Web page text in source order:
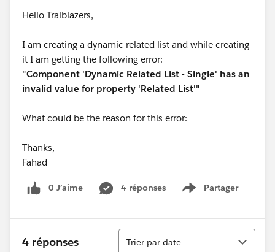
Hello Traiblazers,
I am creating a dynamic related list and while creating
it I am getting the following error:
"Component 'Dynamic Related List - Single' has an
invalid value for property 'Related List'"
What could be the reason for this error:
Thanks,
Fahad
0 J’aime 4 réponses Partager
Show menu
4 réponses
Tri
Trier par date